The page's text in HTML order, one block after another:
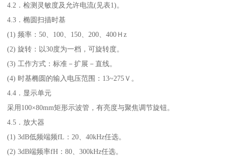
4.2．检测灵敏度及允许电流(见表1)。
4.3．椭圆扫描时基
(1) 频率：50、100、150、200、400Ｈz
(2) 旋转：以30度为一档，可旋转度。
(3) 工作方式：标准－扩展－直线。
(4) 时基椭圆的输入电压范围：13~275Ｖ。
4.4．显示单元
采用100×80mm矩形示波管，有亮度与聚焦调节旋钮。
4.5．放大器
(1) 3dB低频端频fL：20、40kHz任选。
(2) 3dB端频率fH：80、300kHz任选。